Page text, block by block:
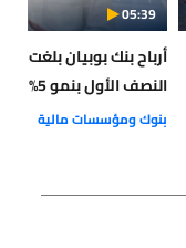
05:39
النصف الأول بنمو 5%
بنوك ومؤسسات مالية